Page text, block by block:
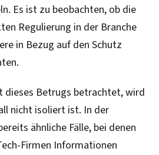
Es ist zu beobachten, ob die
Regulierung in der Branche
in Bezug auf den Schutz
dieses Betrugs betrachtet, wird
nicht isoliert ist. In der
ähnliche Fälle, bei denen
Firmen Informationen